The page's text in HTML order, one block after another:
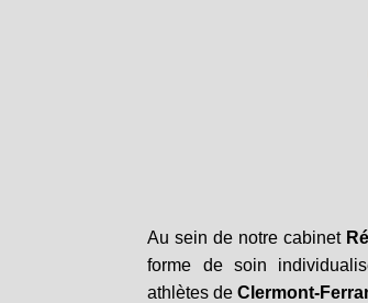
Au sein de notre cabinet
forme de soin
athlètes deClermont-